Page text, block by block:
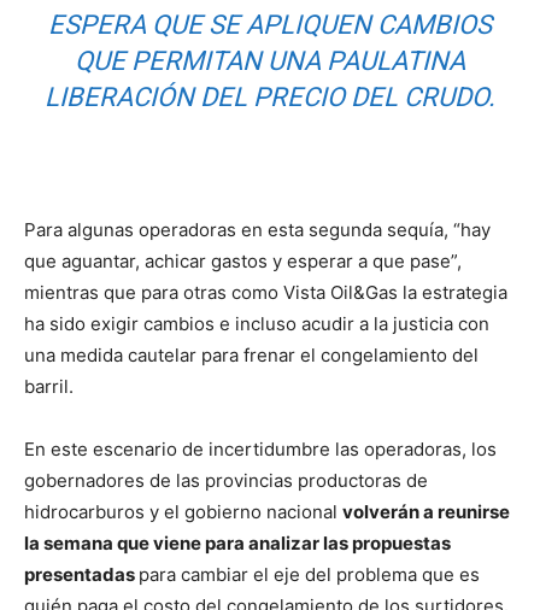
ESPERA QUE SE APLIQUEN CAMBIOS
QUE PERMITAN UNA PAULATINA
LIBERACIÓN DEL PRECIO DEL CRUDO.
Para algunas operadoras en esta segunda sequía, “hay
que aguantar, achicar gastos y esperar a que pase”,
mientras que para otras como Vista Oil&Gas la estrategia
ha sido exigir cambios e incluso acudir a la justicia con
una medida cautelar para frenar el congelamiento del
barril.
En este escenario de incertidumbre las operadoras, los
gobernadores de las provincias productoras de
hidrocarburos y el gobierno nacional volverán a reunirse
la semana que viene para analizar las propuestas
presentadas para cambiar el eje del problema que es